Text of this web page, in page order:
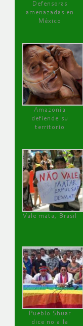
Defensoras
amenazadas en
México
Amazonía
defiende su
territorio
Vale mata, Brasil
Pueblo Shuar
dice no a la